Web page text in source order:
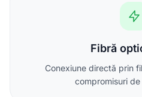
Fibră
Conexiune directă prin
compromisuri